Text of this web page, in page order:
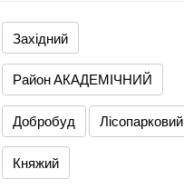
Західний
Район АКАДЕМІЧНИЙ
Добробуд Лісопарковий
Княжий